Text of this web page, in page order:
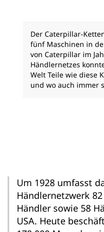
Der Caterpillar-
fünf Maschinen in
von Caterpillar im
Händlernetzes
Welt Teile wie diese
und wo auch immer
Um 1928 umfasst
Händlernetzwerk
Händler sowie 58
USA. Heute